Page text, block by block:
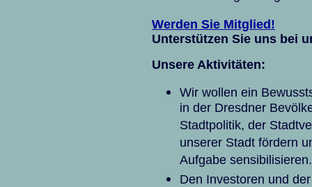
Werden Sie Mitglied!
Unterstützen Sie uns bei
Unsere Aktivitäten:
Wir wollen ein
in der Dresdner
Stadtpolitik, der
unserer Stadt fördern
Aufgabe sensibilisieren.
Den Investoren und